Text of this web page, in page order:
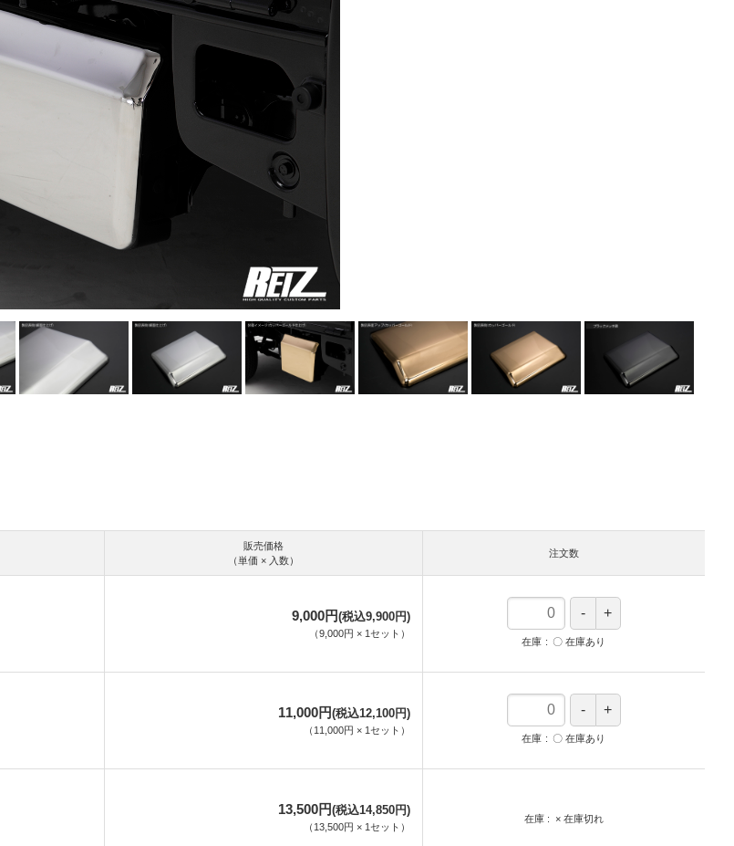
販売価格
（単価 × 入数）
注文数
9,000円(税込9,900円)
（9,000円 × 1セット ）
在庫 〇 在庫あり
11,000円(税込12,100円)
（ 11,000円 × 1セット ）
在庫 〇 在庫あり
13,500円(税込14,850円)
（ 13,500円 × 1セット ）
在庫 × 在庫切れ